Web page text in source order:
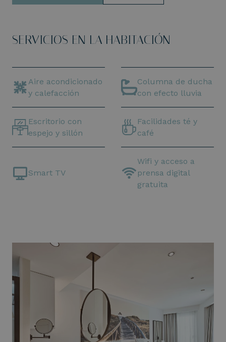
SERVICIOS EN LA HABITACIÓN
Aire acondicionado
y calefacción
Columna de ducha
con efecto lluvia
Escritorio con
espejo y sillón
Facilidades té y
café
Smart TV
Wifi y acceso a
prensa digital
gratuita